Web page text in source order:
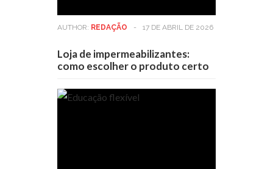
AUTHOR: REDAÇÃO - 17 DE ABRIL DE 2026
Loja de impermeabilizantes:
como escolher o produto certo